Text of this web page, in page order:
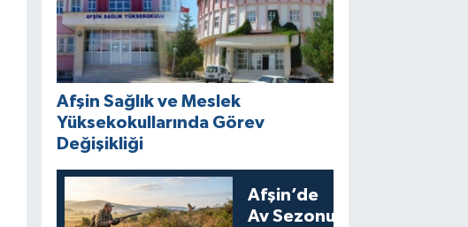
Afşin Sağlık ve Meslek
Yüksekokullarında Görev
Değişikliği
Afşin’de
Av Sezonu